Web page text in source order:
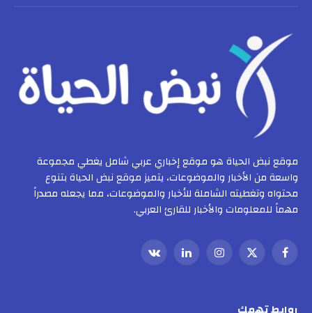
موقع نبض الحياة هو موقع إخباري عربي شامل يغطي مجموعة
واسعة من الأخبار والموضوعات، يتميز موقع نبض الحياة بتنوع
محتواه وتغطيته الشاملة للأخبار والموضوعات، مما يجعله مصدراً
مهماً للمعلومات والأخبار للقارئ العربي.
فيسبوك
X
الانستغراملينكدإنVKontakte